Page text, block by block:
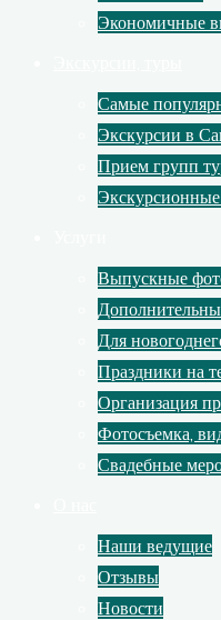
Экономичные
Самые
Экскурсии в
Прием групп
Выпускные
Для
Праздники на
Организация
Фотосъемка,
Свадебные
Наши ведущие
Отзывы
Новости